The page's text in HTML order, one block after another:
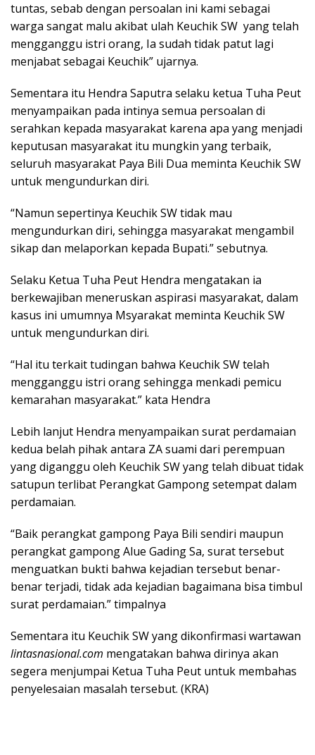
tuntas, sebab dengan persoalan ini kami sebagai
warga sangat malu akibat ulah Keuchik SW yang telah
mengganggu istri orang, Ia sudah tidak patut lagi
menjabat sebagai Keuchik” ujarnya.
Sementara itu Hendra Saputra selaku ketua Tuha Peut
menyampaikan pada intinya semua persoalan di
serahkan kepada masyarakat karena apa yang menjadi
keputusan masyarakat itu mungkin yang terbaik,
seluruh masyarakat Paya Bili Dua meminta Keuchik SW
untuk mengundurkan diri.
“Namun sepertinya Keuchik SW tidak mau
mengundurkan diri, sehingga masyarakat mengambil
sikap dan melaporkan kepada Bupati.” sebutnya.
Selaku Ketua Tuha Peut Hendra mengatakan ia
berkewajiban meneruskan aspirasi masyarakat, dalam
kasus ini umumnya Msyarakat meminta Keuchik SW
untuk mengundurkan diri.
“Hal itu terkait tudingan bahwa Keuchik SW telah
mengganggu istri orang sehingga menkadi pemicu
kemarahan masyarakat.” kata Hendra
Lebih lanjut Hendra menyampaikan surat perdamaian
kedua belah pihak antara ZA suami dari perempuan
yang diganggu oleh Keuchik SW yang telah dibuat tidak
satupun terlibat Perangkat Gampong setempat dalam
perdamaian.
“Baik perangkat gampong Paya Bili sendiri maupun
perangkat gampong Alue Gading Sa, surat tersebut
menguatkan bukti bahwa kejadian tersebut benar-
benar terjadi, tidak ada kejadian bagaimana bisa timbul
surat perdamaian.” timpalnya
Sementara itu Keuchik SW yang dikonfirmasi wartawan
lintasnasional.com mengatakan bahwa dirinya akan
segera menjumpai Ketua Tuha Peut untuk membahas
penyelesaian masalah tersebut. (KRA)